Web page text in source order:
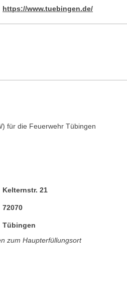
https://www.tuebingen.de/
für die Feuerwehr Tübingen
Kelternstr. 21
72070
Tübingen
zum Haupterfüllungsort